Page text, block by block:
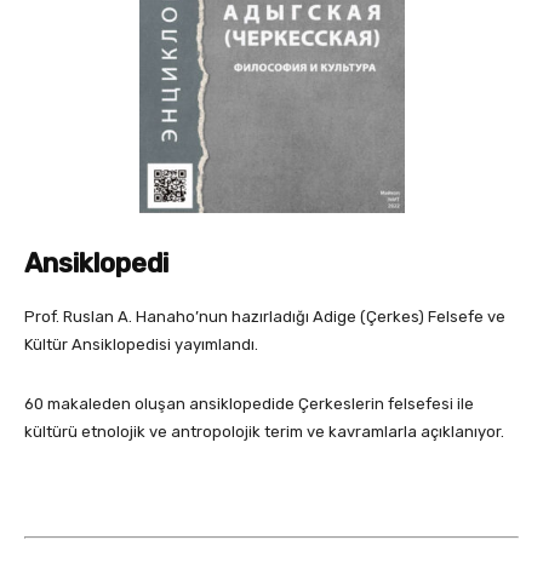
Ansiklopedi
Prof. Ruslan A. Hanaho’nun hazırladığı Adige (Çerkes) Felsefe ve
Kültür Ansiklopedisi yayımlandı.
60 makaleden oluşan ansiklopedide Çerkeslerin felsefesi ile
kültürü etnolojik ve antropolojik terim ve kavramlarla açıklanıyor.